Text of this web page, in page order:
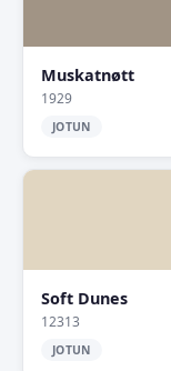
Muskatnøtt
1929
JOTUN
Soft Dunes
12313
JOTUN